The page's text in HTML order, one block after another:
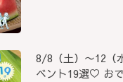
8/8（土）〜12（
ベント19選♡ お